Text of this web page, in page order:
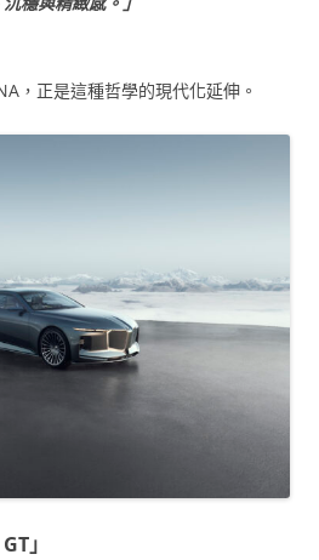
，正是這種哲學的現代化延伸。
」